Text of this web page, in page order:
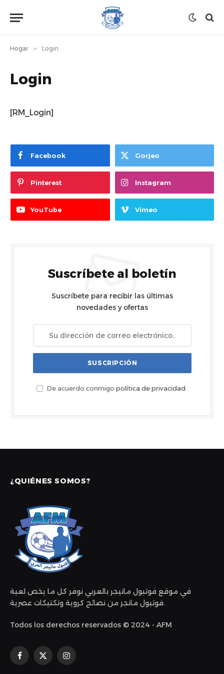
Hogar » Login
Login
[RM_Login]
Facebook Gorjeo
Pinterest Instagram
YouTube Vimeo
Suscríbete al boletín
Suscríbete para recibir las últimas
novedades y ofertas
De acuerdo conmigo política de privacidad .
¿QUIÉNES SOMOS?
في موقع فوتبول مانيجر بالعربي نوفر كل ما يخص لعبة
فوتبول مانجر من نصائح كروية وتكتيكات عصرية.
Todos los derechos reservados © 2024 - AFM
Facebook
X
Instagram